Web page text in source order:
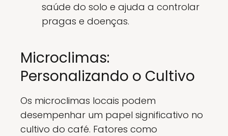
saúde do solo e ajuda a controlar
pragas e doenças.
Microclimas:
Personalizando o Cultivo
Os microclimas locais podem
desempenhar um papel significativo no
cultivo do café. Fatores como